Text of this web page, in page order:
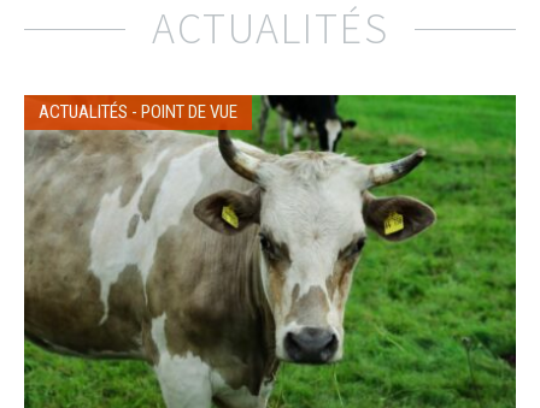
ACTUALITÉS
ACTUALITÉS - POINT DE VUE